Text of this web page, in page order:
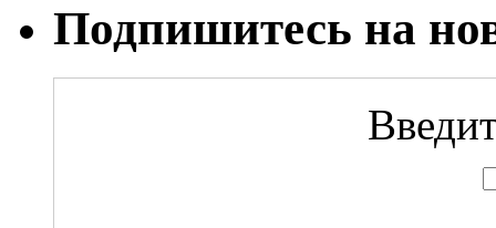
Подпишитесь на